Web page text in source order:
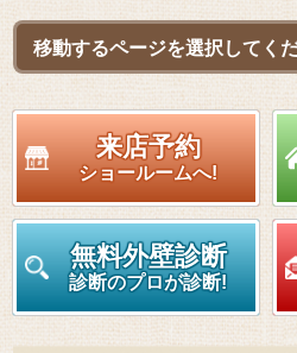
来店予約
ショールームへ!
無料外壁診断
診断のプロが診断!